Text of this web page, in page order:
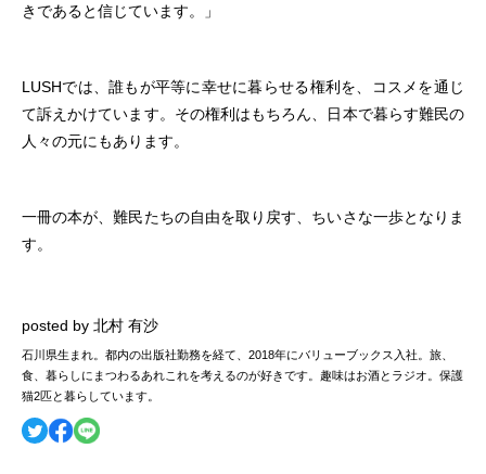
きであると信じています。」
LUSHでは、誰もが平等に幸せに暮らせる権利を、コスメを通じ
て訴えかけています。その権利はもちろん、日本で暮らす難民の
人々の元にもあります。
一冊の本が、難民たちの自由を取り戻す、ちいさな一歩となりま
す。
posted by 北村 有沙
石川県生まれ。都内の出版社勤務を経て、2018年にバリューブックス入社。旅、
食、暮らしにまつわるあれこれを考えるのが好きです。趣味はお酒とラジオ。保護
猫2匹と暮らしています。